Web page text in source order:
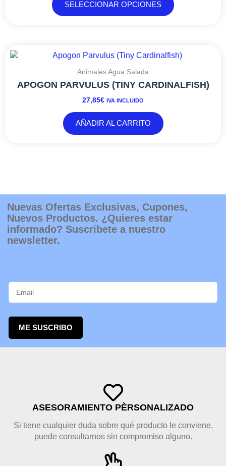
SELECCIONAR OPCIONES
se
la
producto
Animales Agua Salada
APOGON PARVULUS (TINY CARDINALFISH)
27,85€ IVA INCLUIDO
AÑADIR AL CARRITO
Nuevas Ofertas Exclusivas, Cupones,
Nuevos Productos. ¿Quieres estar
informado? Suscribete a nuestro
newsletter.
ME SUSCRIBO
ASESORAMIENTO PÈRSONALIZADO
Si tiene cualquier duda sobre qué producto le conviene,
puede consultarnos sin compromiso alguno.